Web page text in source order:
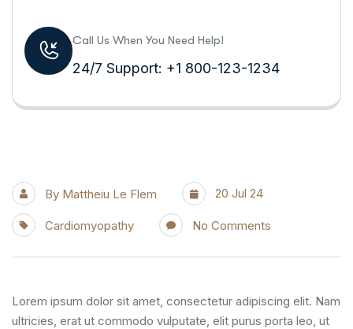
Call Us When You Need Help!
24/7 Support: +1 800-123-1234
By Mattheiu Le Flem 20 Jul 24
Cardiomyopathy No Comments
Lorem ipsum dolor sit amet, consectetur adipiscing elit. Nam
ultricies, erat ut commodo vulputate, elit purus porta leo, ut